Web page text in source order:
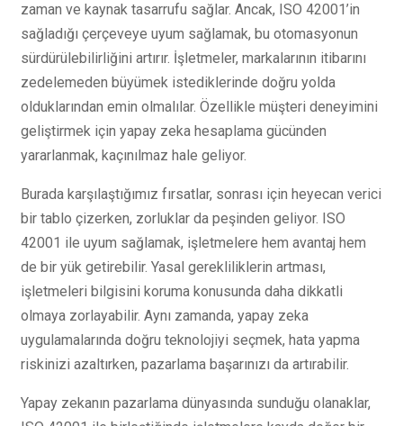
zaman ve kaynak tasarrufu sağlar. Ancak, ISO 42001’in
sağladığı çerçeveye uyum sağlamak, bu otomasyonun
sürdürülebilirliğini artırır. İşletmeler, markalarının itibarını
zedelemeden büyümek istediklerinde doğru yolda
olduklarından emin olmalılar. Özellikle müşteri deneyimini
geliştirmek için yapay zeka hesaplama gücünden
yararlanmak, kaçınılmaz hale geliyor.
Burada karşılaştığımız fırsatlar, sonrası için heyecan verici
bir tablo çizerken, zorluklar da peşinden geliyor. ISO
42001 ile uyum sağlamak, işletmelere hem avantaj hem
de bir yük getirebilir. Yasal gerekliliklerin artması,
işletmeleri bilgisini koruma konusunda daha dikkatli
olmaya zorlayabilir. Aynı zamanda, yapay zeka
uygulamalarında doğru teknolojiyi seçmek, hata yapma
riskinizi azaltırken, pazarlama başarınızı da artırabilir.
Yapay zekanın pazarlama dünyasında sunduğu olanaklar,